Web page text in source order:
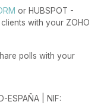
or HUBSPOT -
with your ZOHO
polls with your
ESPAÑA | NIF: